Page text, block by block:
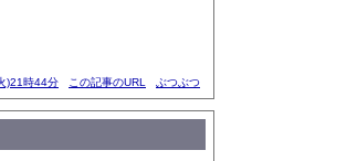
)21時44分 この記事のURL ぶつぶつ